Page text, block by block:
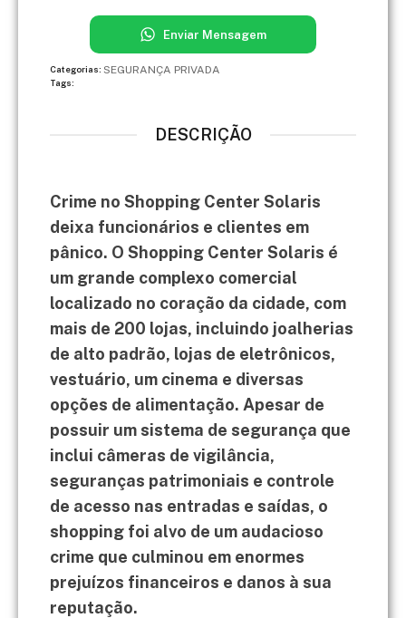
Enviar Mensagem
Categorias: SEGURANÇA PRIVADA
Tags:
DESCRIÇÃO
Crime no Shopping Center Solaris
deixa funcionários e clientes em
pânico. O Shopping Center Solaris é
um grande complexo comercial
localizado no coração da cidade, com
mais de 200 lojas, incluindo joalherias
de alto padrão, lojas de eletrônicos,
vestuário, um cinema e diversas
opções de alimentação. Apesar de
possuir um sistema de segurança que
inclui câmeras de vigilância,
seguranças patrimoniais e controle
de acesso nas entradas e saídas, o
shopping foi alvo de um audacioso
crime que culminou em enormes
prejuízos financeiros e danos à sua
reputação.